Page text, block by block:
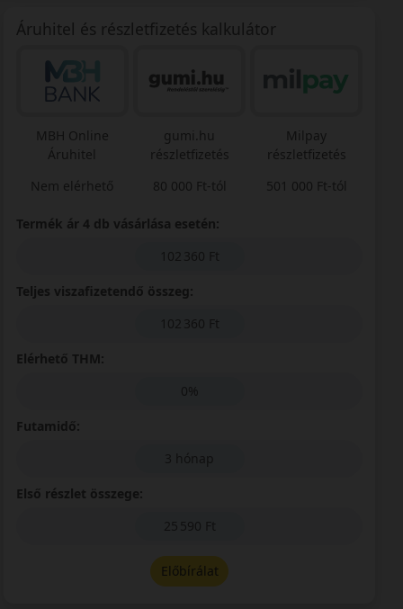
Áruhitel és részletfizetés kalkulátor
MBH Online
Áruhitel
Nem elérhető
gumi.hu
részletfizetés
80 000 Ft-tól
Milpay
részletfizetés
501 000 Ft-tól
Termék ár 4 db vásárlása esetén:
102 360 Ft
Teljes viszafizetendő összeg:
102 360 Ft
Elérhető THM:
0%
Futamidő:
3 hónap
Első részlet összege:
25 590 Ft
Előbírálat